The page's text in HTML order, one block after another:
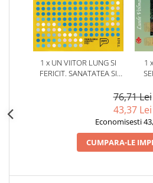
1 x UN VIITOR LUNG SI
FERICIT. SANATATEA SI
EPOCA LONGEVITATII
1
76,71 Lei
43,37 Lei
Economisesti
CUMPARA-LE